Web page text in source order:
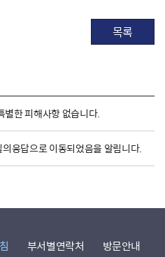
목록
별한 피해사항 없습니다.
응답으로 이동되었음을 알림니다.
부서별연락처 방문안내